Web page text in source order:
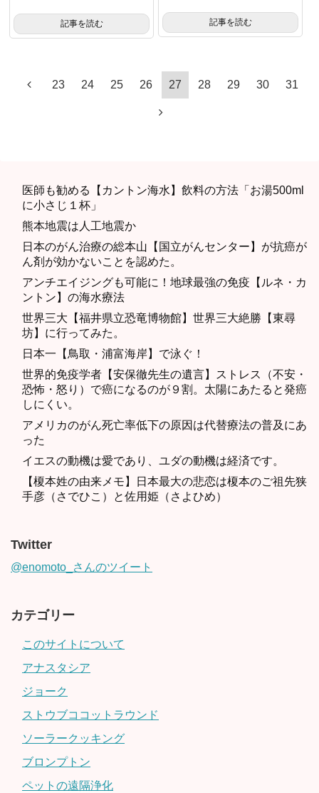
記事を読む
記事を読む
23 24 25 26 27 28 29 30 31
医師も勧める【カントン海水】飲料の方法「お湯500ml
に小さじ１杯」
熊本地震は人工地震か
日本のがん治療の総本山【国立がんセンター】が抗癌が
ん剤が効かないことを認めた。
アンチエイジングも可能に！地球最強の免疫【ルネ・カ
ントン】の海水療法
世界三大【福井県立恐竜博物館】世界三大絶勝【東尋
坊】に行ってみた。
日本一【鳥取・浦富海岸】で泳ぐ！
世界的免疫学者【安保徹先生の遺言】ストレス（不安・
恐怖・怒り）で癌になるのが９割。太陽にあたると発癌
しにくい。
アメリカのがん死亡率低下の原因は代替療法の普及にあ
った
イエスの動機は愛であり、ユダの動機は経済です。
【榎本姓の由来メモ】日本最大の悲恋は榎本のご祖先狭
手彦（さでひこ）と佐用姫（さよひめ）
Twitter
@enomoto_さんのツイート
カテゴリー
このサイトについて
アナスタシア
ジョーク
ストウブココットラウンド
ソーラークッキング
ブロンプトン
ペットの遠隔浄化